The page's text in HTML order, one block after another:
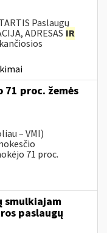
Paslaugų
ADRESAS IR
71 proc. žemės
– VMI)
71 proc.
smulkiajam
paslaugų